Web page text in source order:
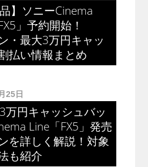
品】ソニーCinema
」予約開始！
・最大3万円キャッ
払い情報まとめ
25日
3万円キャッシュバッ
Line「FX5」発売
を詳しく解説！対象
も紹介